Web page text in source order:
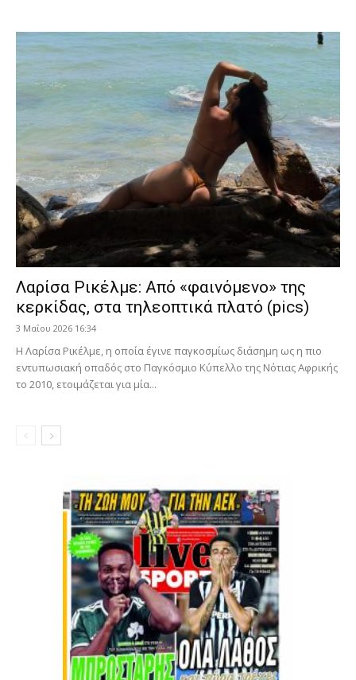
Λαρίσα Ρικέλμε: Από «φαινόμενο» της
κερκίδας, στα τηλεοπτικά πλατό (pics)
3 Μαΐου 2026 16:34
Η Λαρίσα Ρικέλμε, η οποία έγινε παγκοσμίως διάσημη ως η πιο
εντυπωσιακή οπαδός στο Παγκόσμιο Κύπελλο της Νότιας Αφρικής
το 2010, ετοιμάζεται για μία...